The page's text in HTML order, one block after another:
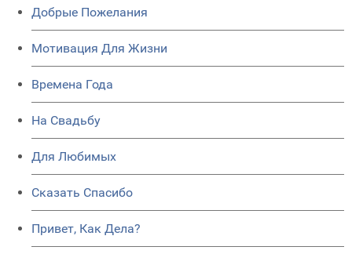
Добрые Пожелания
Мотивация Для Жизни
Времена Года
На Свадьбу
Для Любимых
Сказать Спасибо
Привет, Как Дела?